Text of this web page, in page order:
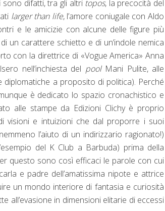
difatti, tra gli altri topos, la precocità del
larger than life, l’amore coniugale con Aldo
e le amicizie con alcune delle figure più
un carattere schietto e di un’indole nemica
con la direttrice di «Vogue America» Anna
nell’inchiesta del pool Mani Pulite, alle
a proposito di politica). Perché
è dedicato lo spazio cronachistico e
alle stampe da Edizioni Clichy è proprio
visioni e intuizioni che dal proporre i suoi
l’aiuto di un indirizzario ragionato!)
del K Club a Barbuda) prima della
questo sono così efficaci le parole con cui
e padre dell’amatissima nipote e attrice
un mondo interiore di fantasia e curiosità
all’evasione in dimensioni elitarie di eccessi